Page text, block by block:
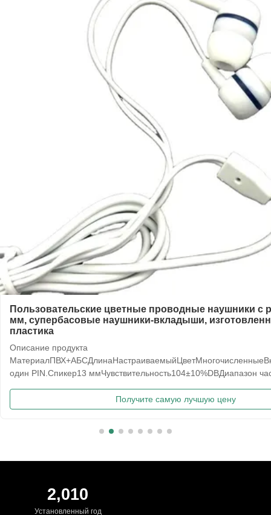
Пользовательские цветные проводные наушники с
мм, супербасовые наушники-вкладыши,
пластика
Описание продукта
один PIN.Спикер13 ммЧувствительность104±10%DBДиапазон
HESHI ELECTRONICS CO., LTD. (в настоящее время не
продаже...
Получите самую лучшую цену
2,010
Установленный год